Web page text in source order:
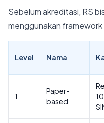
Sebelum akreditasi, RS
menggunakan
Level Nama
1
Paper-
based